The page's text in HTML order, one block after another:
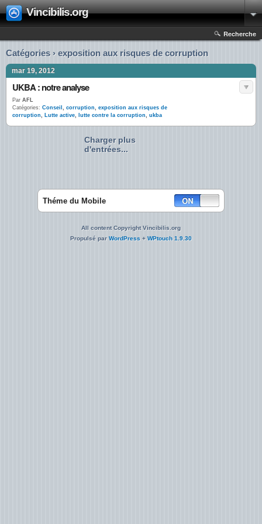
Vincibilis.org
Recherche
Catégories › exposition aux risques de corruption
mar 19, 2012
UKBA : notre analyse
Par AFL
Catégories: Conseil , corruption, exposition aux risques de
corruption, Lutte active, lutte contre la corruption, ukba
Charger plus
d'entrées...
Théme du Mobile
All content Copyright Vincibilis.org
Propulsé parWordPress + WPtouch 1.9.30